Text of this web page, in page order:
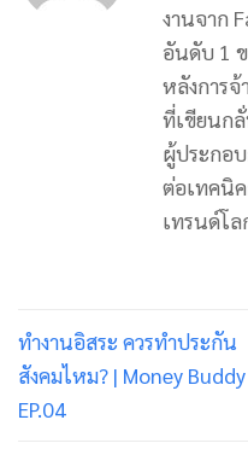
งานจาก
อันดับ 1
หลังการจ้
ที่เขียนก
ผู้ประกอ
ต่อเทคนิค
เทรนด์โ
ทำงานอิสระ ควรทำประกัน
สังคมไหม? | Money Buddy
EP.04